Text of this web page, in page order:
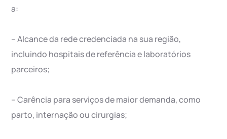
a:
– Alcance da rede credenciada na sua região,
incluindo hospitais de referência e laboratórios
parceiros;
– Carência para serviços de maior demanda, como
parto, internação ou cirurgias;